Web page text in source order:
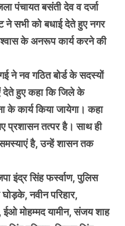
पंचायत बसंती देव व दर्जा
ने सभी को बधाई देते हुए नगर
के अनरूप कार्य करने की
ने नव गठित बोर्ड के सदस्यों
देते हुए कहा कि जिले के
के कार्य किया जायेगा। कहा
प्रशासन तत्पर है। साथ ही
है, उन्हें शासन तक
इंद्र सिंह फर्स्वाण, पुलिस
नवीन परिहार,
ईओ मोहम्मद यामीन, संजय शाह